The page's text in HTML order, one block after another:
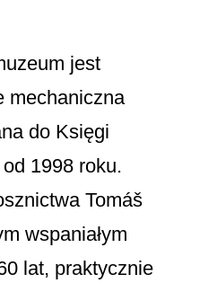
jest
mechaniczna
do Księgi
1998 roku.
Tomáš
wspaniałym
lat, praktycznie